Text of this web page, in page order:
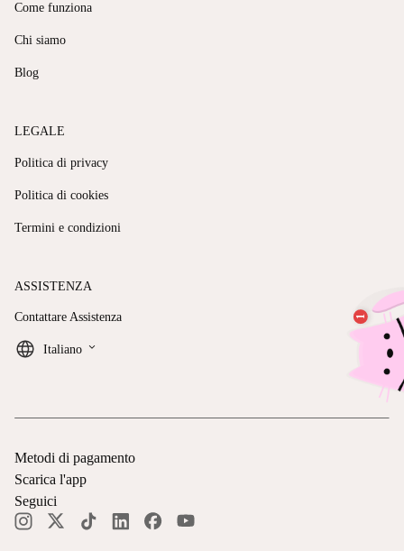
Come funziona
Chi siamo
Blog
LEGALE
Politica di privacy
Politica di cookies
Termini e condizioni
ASSISTENZA
Contattare Assistenza
Italiano keyboard_arrow_down
Metodi di pagamento
Scarica l'app
Seguici